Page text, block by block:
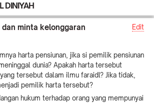
DINIYAH
Edit
dan minta kelonggaran
harta pensiunan, jika si pemilik pensiunan
dunia? Apakah harta tersebut
tersebut dalam ilmu faraidl? Jika tidak,
pemilik harta tersebut?
hukum terhadap orang yang mempunyai